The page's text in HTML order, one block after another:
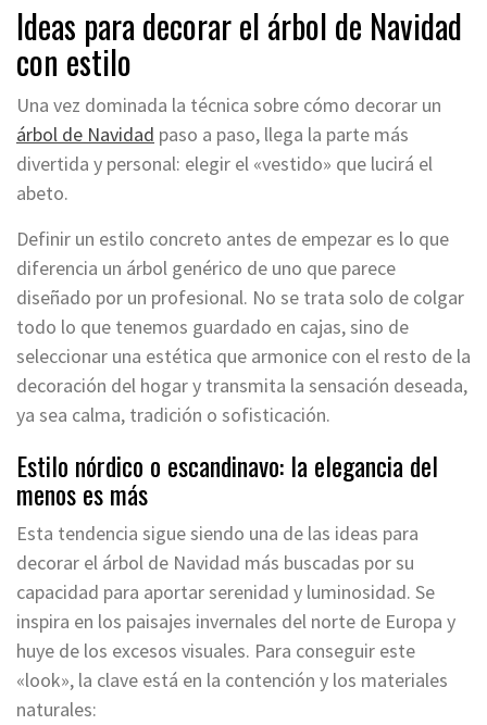
Ideas para decorar el árbol de Navidad
con estilo
Una vez dominada la técnica sobre cómo decorar un
árbol de Navidad paso a paso, llega la parte más
divertida y personal: elegir el «vestido» que lucirá el
abeto.
Definir un estilo concreto antes de empezar es lo que
diferencia un árbol genérico de uno que parece
diseñado por un profesional. No se trata solo de colgar
todo lo que tenemos guardado en cajas, sino de
seleccionar una estética que armonice con el resto de la
decoración del hogar y transmita la sensación deseada,
ya sea calma, tradición o sofisticación.
Estilo nórdico o escandinavo: la elegancia del
menos es más
Esta tendencia sigue siendo una de las ideas para
decorar el árbol de Navidad más buscadas por su
capacidad para aportar serenidad y luminosidad. Se
inspira en los paisajes invernales del norte de Europa y
huye de los excesos visuales. Para conseguir este
«look», la clave está en la contención y los materiales
naturales: